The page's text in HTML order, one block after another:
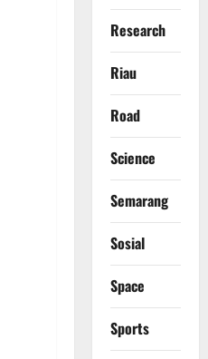
Research
Riau
Road
Science
Semarang
Sosial
Space
Sports